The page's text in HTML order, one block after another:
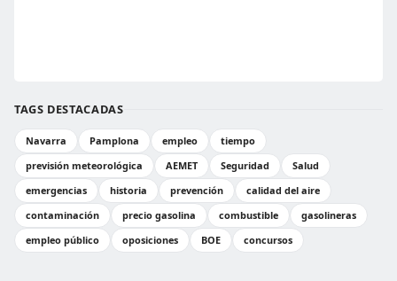
TAGS DESTACADAS
Navarra Pamplona empleo
tiempo
previsión meteorológica
AEMET Seguridad
Salud
emergencias
historia prevención
calidad del aire
contaminación
precio gasolina combustible
gasolineras
empleo público
oposiciones BOE concursos